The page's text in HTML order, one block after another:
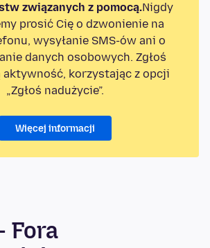
związanych z pomocą.Nigdy
prosić Cię o dzwonienie na
wysyłanie SMS-ów ani o
danych osobowych. Zgłoś
aktywność, korzystając z opcji
„Zgłoś nadużycie”.
Więcej informacji
Fora